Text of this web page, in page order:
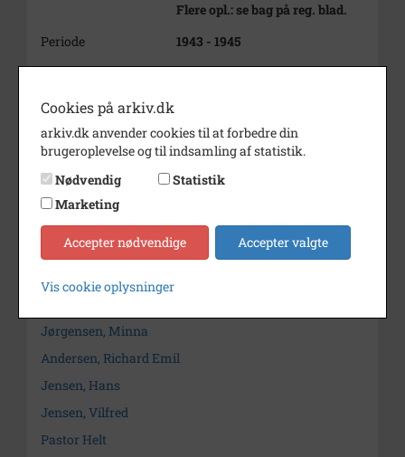
Flere opl.: se bag på reg. blad.
Periode
1943 - 1945
Dateringsnote
ca. 1944
Fotograf
Arkiv
Holbæk-Arkiverne / Tølløse
Lokalarkiv
Kontakt arkivet
Søg videre i Holbæk-Arkiverne / Tølløse Lokalarkiv
Jørgensen, Minna
Andersen, Richard Emil
Jensen, Hans
Jensen, Vilfred
Pastor Helt
Cookies på arkiv.dk
arkiv.dk anvender cookies til at forbedre din
brugeroplevelse og til indsamling af statistik.
Nødvendig
Statistik
Marketing
Accepter nødvendige Accepter valgte
Vis cookie oplysninger